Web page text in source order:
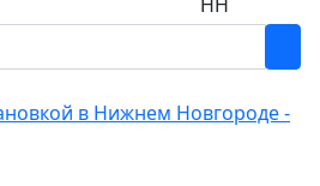
в Нижнем Новгороде -